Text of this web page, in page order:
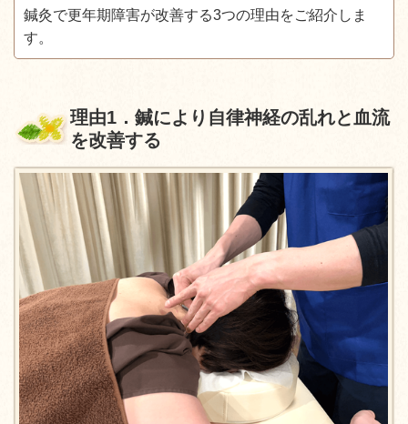
鍼灸で更年期障害が改善する3つの理由をご紹介しま
す。
理由1 ．鍼により自律神経の乱れと血流
を改善する